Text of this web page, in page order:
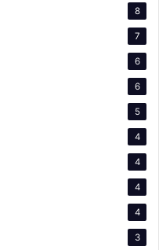
8
7
6
6
5
4
4
4
4
3